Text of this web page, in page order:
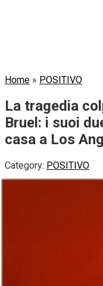
Home » POSITIVO
La tragedia
Bruel: i suoi
casa a Los
Category: POSITIVO